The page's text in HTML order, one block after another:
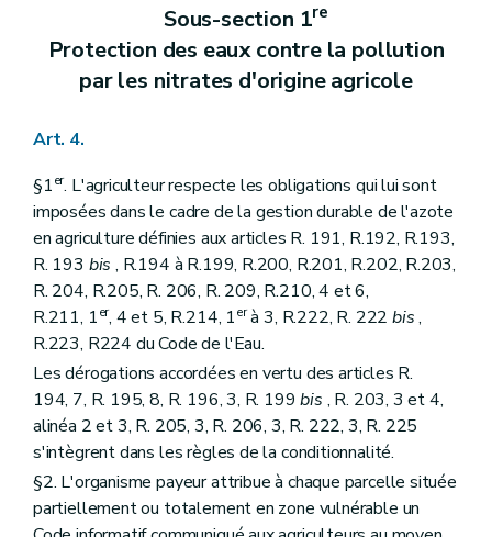
Sous-section 1re
Protection des eaux contre la pollution
par les nitrates d'origine agricole
Art. 4.
§1er. L'agriculteur respecte les obligations qui lui sont
imposées dans le cadre de la gestion durable de l'azote
en agriculture définies aux articles R. 191, R.192, R.193,
R. 193 bis , R.194 à R.199, R.200, R.201, R.202, R.203,
R. 204, R.205, R. 206, R. 209, R.210, 4 et 6,
R.211, 1er, 4 et 5, R.214, 1erà 3, R.222, R. 222bis,
R.223, R224 du Code de l'Eau.
Les dérogations accordées en vertu des articles R.
194, 7, R. 195, 8, R. 196, 3, R. 199bis , R. 203, 3 et 4,
alinéa 2 et 3, R. 205, 3, R. 206, 3, R. 222, 3, R. 225
s'intègrent dans les règles de la conditionnalité.
§2. L'organisme payeur attribue à chaque parcelle située
partiellement ou totalement en zone vulnérable un